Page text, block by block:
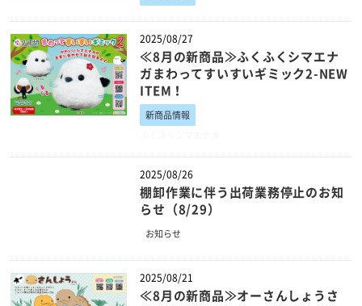
2025/08/27
≪8月の新商品≫ふくふくシマエナ
ガまわってすいすいギミック2-NEW
ITEM！
新商品情報
2025/08/26
棚卸作業に伴う出荷業務停止のお知
らせ（8/29）
お知らせ
2025/08/21
≪8月の新商品≫オーさんしょうさ